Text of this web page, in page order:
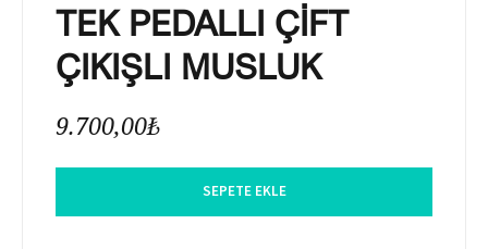
TEK PEDALLI ÇİFT
ÇIKIŞLI MUSLUK
9.700,00₺
SEPETE EKLE